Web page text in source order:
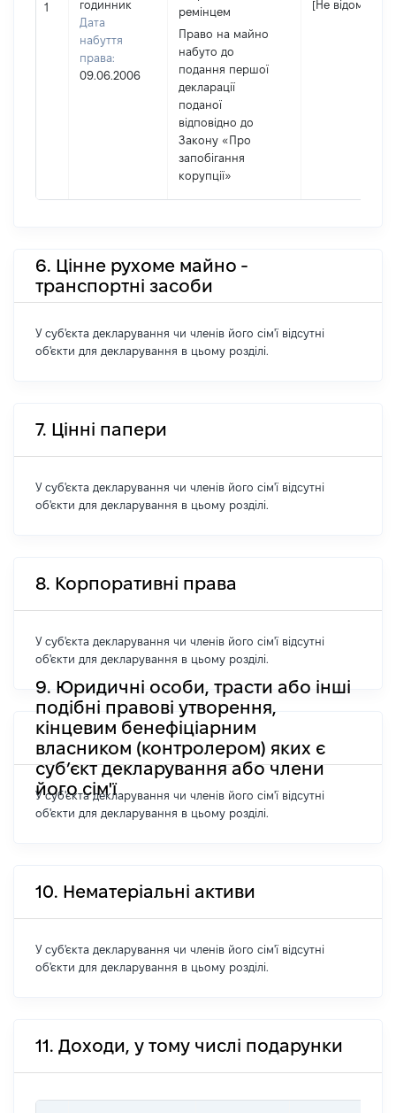
1
годинник
Дата
набуття
права:
09.06.2006
ремінцем
Право на майно
набуто до
подання першої
декларації
поданої
відповідно до
Закону «Про
запобігання
корупції»
[Не відомо]
6. Цінне рухоме майно -
транспортні засоби
У суб'єкта декларування чи членів його сім'ї відсутні
об'єкти для декларування в цьому розділі.
7. Цінні папери
У суб'єкта декларування чи членів його сім'ї відсутні
об'єкти для декларування в цьому розділі.
8. Корпоративні права
У суб'єкта декларування чи членів його сім'ї відсутні
об'єкти для декларування в цьому розділі.
9. Юридичні особи, трасти або інші
подібні правові утворення,
кінцевим бенефіціарним
власником (контролером) яких є
суб’єкт декларування або члени
його сім'ї
У суб'єкта декларування чи членів його сім'ї відсутні
об'єкти для декларування в цьому розділі.
10. Нематеріальні активи
У суб'єкта декларування чи членів його сім'ї відсутні
об'єкти для декларування в цьому розділі.
11. Доходи, у тому числі подарунки